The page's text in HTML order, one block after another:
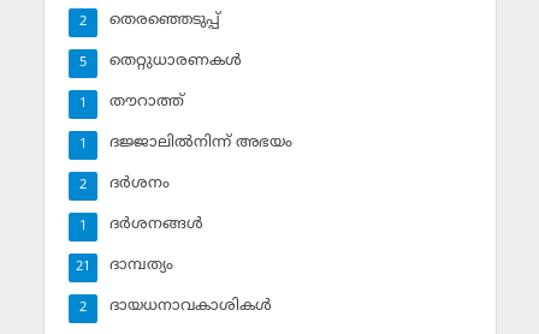
തെരഞ്ഞെടുപ്പ്
2
തെറ്റുധാരണകള്‍
5
തൗറാത്ത്
1
ദജ്ജാലില്‍നിന്ന് അഭയം
1
ദര്‍ശനം
2
ദര്‍ശനങ്ങള്‍
1
ദാമ്പത്യം
21
ദായധനാവകാശികള്‍
2